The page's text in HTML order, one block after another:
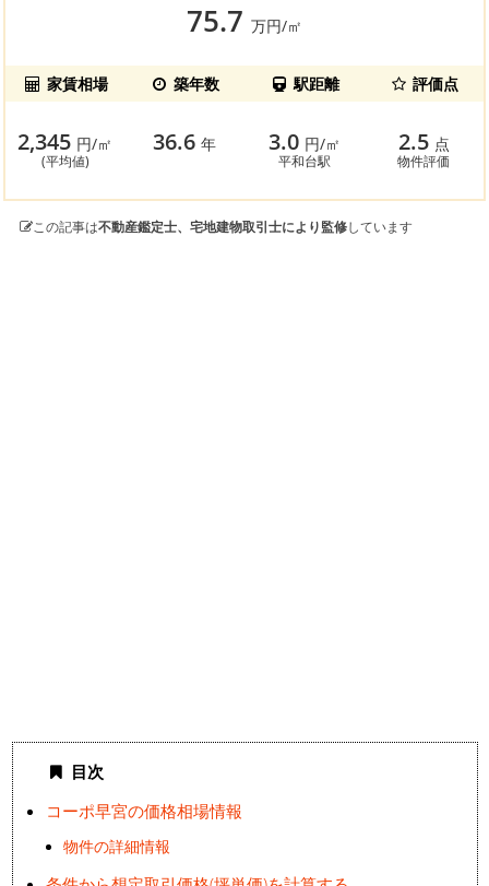
75.7 万円/㎡
家賃相場 築年数 駅距離 評価点
2,345 円/㎡
(平均値)
36.6年 3.0 円/㎡
平和台駅
2.5 点
物件評価
この記事は不動産鑑定士、宅地建物取引士により監修しています
目次
コーポ早宮の価格相場情報
物件の詳細情報